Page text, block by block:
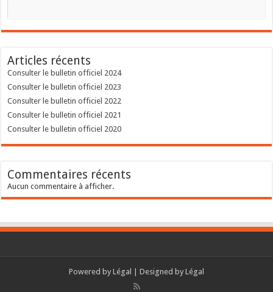
Articles récents
Consulter le bulletin officiel 2024
Consulter le bulletin officiel 2023
Consulter le bulletin officiel 2022
Consulter le bulletin officiel 2021
Consulter le bulletin officiel 2020
Commentaires récents
Aucun commentaire à afficher.
Powered by Légal | Designed by Légal